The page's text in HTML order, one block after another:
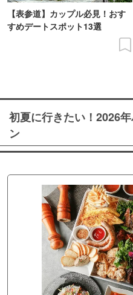
【表参道】カップル必見！おす
すめデートスポット13選
初夏に行きたい！2026
ン